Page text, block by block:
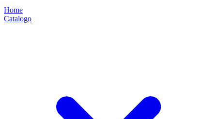
Home
Catalogo